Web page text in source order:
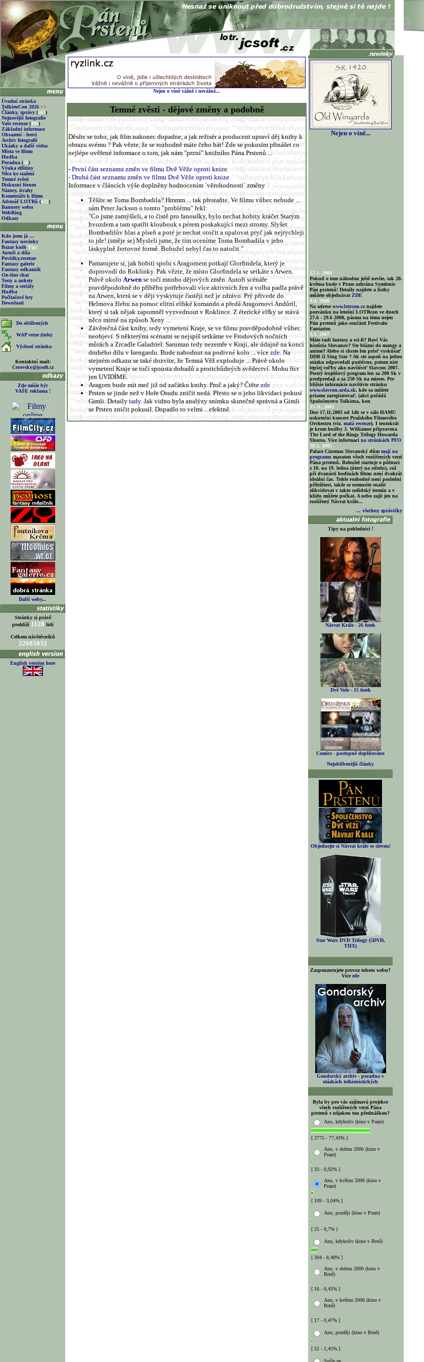
Úvodní stránka
TolkienCon 2026 >>
Články, zprávy (567)
Nejnovější fotografie
Vaše recenze (496)
Základní informace
Obsazení - herci
Archiv fotografií
Ukázky a další videa
Místa ve filmu
Hudba
Poradna (50)
Výuka elfštiny
Něco ke stažení
Temné zvěsti
Diskusní fórum
Názory, úvahy
Komentáře k filmu
Adresář LOTRů (622)
Bannery webu
WebRing
Odkazy
Kdo jsem já ...
Fantasy novinky
Bazar knih Tip!
Autoři a díla
Povídky,recenze
Fantasy galerie
Fantasy odkazník
On-line chat
Testy a ankety
Filmy a seriály
Hudba
Počítačové hry
Download
Do oblíbených
WAP verze (info)
Výchozí stránka
Kontaktní mail:
Cerovsky@jcsoft.cz
Zde může být
VAŠE reklama !
Další weby...
Stránky si právě
prohlíží1128 lidí
Celkem návštěvníků
22685032
English version here
Nejen o víně vážně i nevážně...
Temné zvěsti - dějové změny a podobně
Děsíte se toho, jak film nakonec dopadne, a jak režisér a producent upraví děj knihy k
obrazu svému ? Pak vězte, že se rozhodně máte čeho bát! Zde se pokusím přinášet co
nejlépe ověřené informace o tom, jak nám "przní" knižního Pána Prstenů ...
-První část seznamu změn ve filmu Dvě Věže oproti knize
-Druhá část seznamu změn ve filmu Dvě Věže oproti knize
Informace v článcích výše doplněny hodnocením `věrohodnosti` změny
Těšíte se Toma Bombadila? Hmmm ... tak přestaňte. Ve filmu vůbec nebude ...
sám Peter Jackson o tomto "problému" řekl:
"Co jsme zamýšleli, a to čistě pro fanoušky, bylo nechat hobity kráčet Starým
hvozdem a tam spatřit kloubouk s pérem poskakující mezi stromy. Slyšet
Bombadilův hlas a píseň a poté je nechat otočit a upalovat pryč jak nejrychleji
to jde! (směje se) Mysleli jsme, že tím oceníme Toma Bombadila v jeho
láskyplně žertovné formě. Bohužel nebyl čas to natočit."
Pamatujete si, jak hobiti spolu s Aragornem potkají Glorfindela, který je
doprovodí do Roklinky. Pak vězte, že místo Glorfindela se setkáte s Arwen.
Právě okoloArwense točí mnoho dějových změn. Autoři scénáře
pravděpodobně do příběhu potřebovali více aktivních žen a volba padla právě
na Arwen, která se v ději vyskytuje častěji než je zdrávo. Prý přivede do
Helmova žlebu na pomoc elitní elfské komando a předá Aragornovi Andůril,
který si tak nějak zapomněl vyzvednout v Roklince. Z éterické elfky se stává
něco mírně na způsob Xeny ...
Závěrečná část knihy, tedy vymetení Kraje, se ve filmu pravděpodobně vůbec
neobjeví. S některými scénami se nejspíš setkáme ve Frodových nočních
můrách a Zrcadle Galadriel. Saruman tedy nezemře v Kraji, ale údajně na konci
druhého dílu v Isengardu. Bude nabodnut na podivné kolo ... vícezde. Na
stejném odkazu se také dozvíte, že Temná Věž exploduje ... Právě okolo
vymetení Kraje se točí spousta dohadů a protichůdných svědectví. Mohu říct
jen UVIDÍME.
Aragorn bude mít meč již od začátku knihy. Proč a jaký? Čtětezde
Prsten se jinde než v Hoře Osudu zničit nedá. Přesto se o jeho likvidaci pokusí
Gimli. Detailytady. Jak vidno byla analýzy snímku skutečně správná a Gimli
se Prsten zničit pokusil. Dopadlo to velmi .. efektně.
Nejen o víně...
27.1. 2009
Pokud o tom náhodou ještě nevíte, tak 28.
května bude v Praze zahrána Symfonie
Pán prstenů! Detaily najdete a lístky
můžete objednávat ZDE
9.4. 2008
Na adrese www.lotrcon.cznajdete
pozvánku na letošní LOTRcon ve dnech
27.6 - 29.6 2008, pásma na téma nejen
Pán prstenů jako součásti Festivalu
Fantazize.
5.3. 2007
Máte radi fantasy a sci-fi? Baví Vás
história Slovanov? Ste blázni do mangy a
anime? Alebo si chcete len prísť vyskúšať
DDR či Sing Star ? Ak ste aspoň na jednu
otázku odpovedali pozitívne, potom niet
lepšej voľby ako navštíviť Slavcon 2007.
Pestrý trojdňový program len za 200 Sk v
predpredaji a za 250 Sk na mieste. Pre
bližsie informácie navštívte stránku
www.slavcon.arda.sk, kde sa môžete
priamo zaregistrovať. (akci pořádá
Spoločenstvo Tolkiena, kon
15.11. 2005
Dne 17.11.2005 od 14h se v sále HAMU
uskuteční koncert Pražského Filmového
Orchestru (viz. malá recenze). I tentokrát
je krom hudby J. Williamse připravena
The Lord of the Rings Trilogy Howarda
Shorea. Více informací na stránkách PFO
10.1. 2005
Palace Cinemas Slovanský dům mají na
programu maraton všech rozšířených verzí
Pána prstenů. Bohužel startuje o půlnoci
z 18. na 19. ledna (úterý na středu), což
při dvanácti hodinách filmu není dvakrát
ideální čas. Tohle rozhodně není poslední
příležitost, takže se nemusíte snažit
zlikvidovat v takto nelidský termín a v
klidu můžete počkat. A nebo zajít jen na
rozšířený Návrat krále...
... všechny zprávičky
Tipy na pohlednici !
Návrat Krále - 26 fotek
Dvě Veže - 15 fotek
Comics - postupně doplňováno
Nejoblíbenější články
Objednejte si Návrat krále se slevou!
Star Wars DVD Trilogy (5DVD,
THX)
Zasponzorujete provoz tohoto webu?
Více zde
Gondorský archiv - poradna v
otázkách tolkienistických
Byla by pro vás zajímavá projekce
všech rozšířených verzí Pána
prstenů s nějakou tou přednáškou?
Ano, kdykoliv (kino v Praze)
[ 2775 - 77,43% ]
Ano, v dubnu 2006 (kino v
Praze)
[ 33 - 0,92% ]
Ano, v květnu 2006 (kino v
Praze)
[ 109 - 3,04% ]
Ano, později (kino v Praze)
[ 25 - 0,7% ]
Ano, kdykoliv (kino v Brně)
[ 304 - 8,48% ]
Ano, v dubnu 2006 (kino v
Brně)
[ 16 - 0,45% ]
Ano, v květnu 2006 (kino v
Brně)
[ 17 - 0,47% ]
Ano, později (kino v Brně)
[ 52 - 1,45% ]
Spíše ne